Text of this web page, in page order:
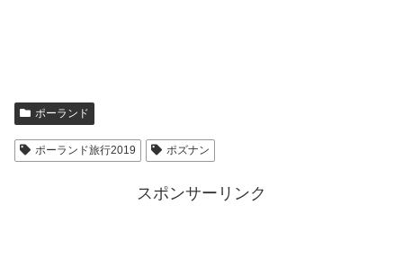
ポーランド
ポーランド旅行2019 ポズナン
スポンサーリンク